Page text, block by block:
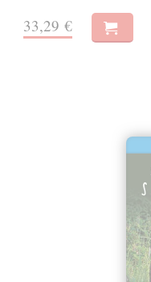
33,29 €